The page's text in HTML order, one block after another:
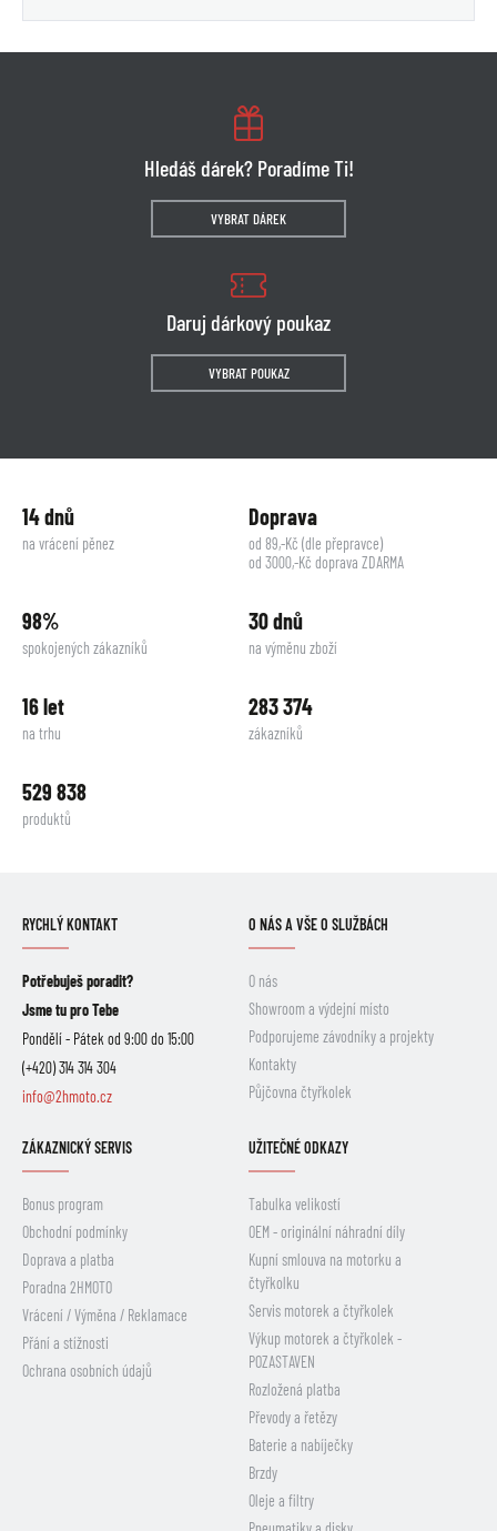
Hledáš dárek? Poradíme Ti!
VYBRAT DÁREK
Daruj dárkový poukaz
VYBRAT POUKAZ
14 dnů
na vrácení pěnez
Doprava
od 89,-Kč (dle přepravce)
od 3000,-Kč doprava ZDARMA
98%
spokojených zákazníků
30 dnů
na výměnu zboží
16 let
na trhu
283 374
zákazníků
529 838
produktů
RYCHLÝ KONTAKT
Potřebuješ poradit?
Jsme tu pro Tebe
Pondělí - Pátek od 9:00 do 15:00
(+420) 314 314 304
info@2hmoto.cz
O NÁS A VŠE O SLUŽBÁCH
O nás
Showroom a výdejní místo
Podporujeme závodníky a projekty
Kontakty
Půjčovna čtyřkolek
ZÁKAZNICKÝ SERVIS
Bonus program
Obchodní podmínky
Doprava a platba
Poradna 2HMOTO
Vrácení / Výměna / Reklamace
Přání a stížnosti
Ochrana osobních údajů
UŽITEČNÉ ODKAZY
Tabulka velikostí
OEM - originální náhradní díly
Kupní smlouva na motorku a
čtyřkolku
Servis motorek a čtyřkolek
Výkup motorek a čtyřkolek -
POZASTAVEN
Rozložená platba
Převody a řetězy
Baterie a nabíječky
Brzdy
Oleje a filtry